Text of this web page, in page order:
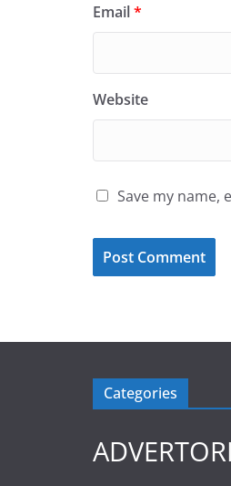
Email*
Website
Save my name,
Categories